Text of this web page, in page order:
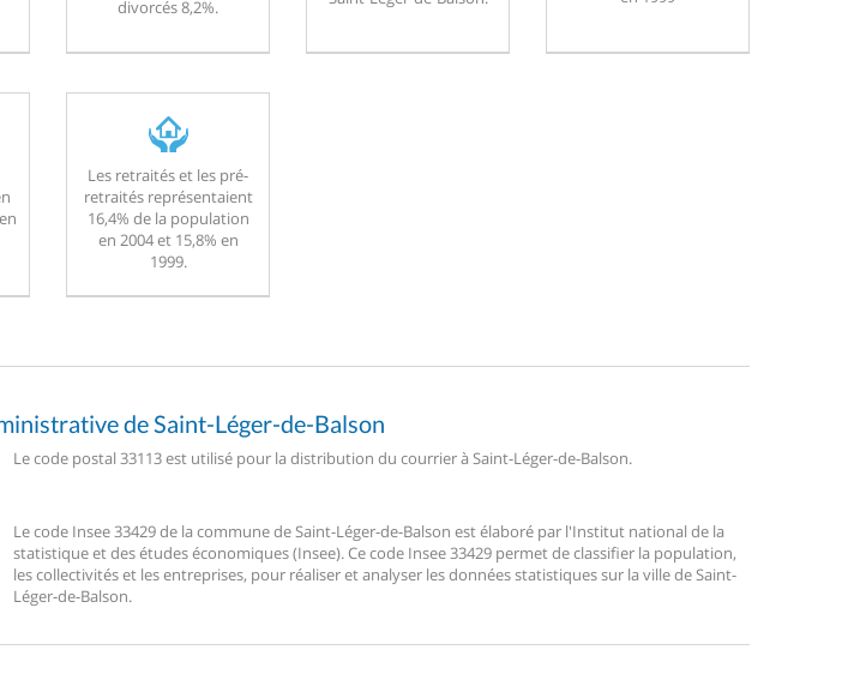
divorcés 8,2%.
Les retraités et les pré-
retraités représentaient
16,4% de la population
en 2004 et 15,8% en
1999.
de Saint-Léger-de-Balson
Le code postal 33113 est utilisé pour la distribution du courrier à Saint-Léger-de-Balson.
Le code Insee 33429 de la commune de Saint-Léger-de-Balson est élaboré par l'Institut national de la
statistique et des études économiques (Insee). Ce code Insee 33429 permet de classifier la population,
les collectivités et les entreprises, pour réaliser et analyser les données statistiques sur la ville de Saint-
Léger-de-Balson.